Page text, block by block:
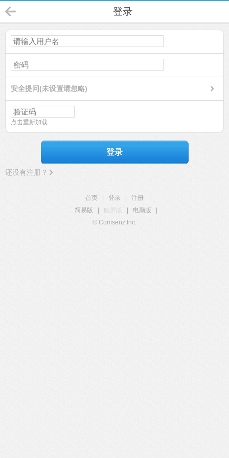
登录
安全提问(未设置请忽略)
点击重新加载
登录
还没有注册？
首页 登录
注册
简易版
触屏版 电脑版
© Comsenz Inc.